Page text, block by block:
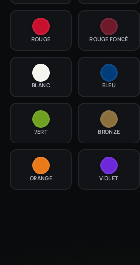
ROUGE ROUGE FONCÉ
BLANC BLEU
VERT BRONZE
ORANGE VIOLET